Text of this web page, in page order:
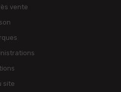
vente
site